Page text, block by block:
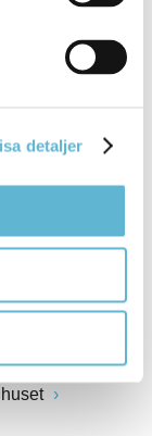
detaljer